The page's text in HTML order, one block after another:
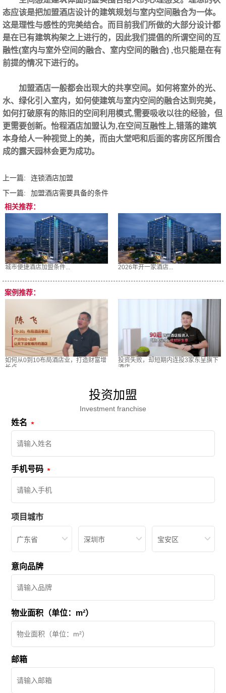
态应该是把加盟酒店‍设计的建筑规划与室内空间融合为一体。
这是理性与感性的完美结合。而目前我们所做的大部分设计都
是在已有建筑构架之上进行的，因此我们提倡的所谓空间的互
融性(室内与室外空间的融合、室内空间的融合) ,也只能是在有
前提的情况下进行的。
加盟酒店‍一般都会出现大的共享空间。如何将室外的光、
水、绿化引入室内，如何使建筑与室内空间的融合达到完美，
如何打破原有的陈旧的空间利用模式,需要吸收以往的经验，但
更需要创新。怡程酒店加盟认为,在空间互融性上,错落的建筑
本身给人一种视觉上的美，而由大堂吧和后面的客房区所围合
成的露天园林会更为成功。
上一篇:
连锁酒店加盟
下一篇:
加盟酒店需要具备的条件
相关推荐：
城市便捷酒店加盟条件... 2026年开一家酒店...
案例推荐：
如何从0到10布局酒店业，打造财富增
长点
投资失败，却短期内连投3家东呈旗下
酒店
投资加盟
Investment franchise
姓名
手机号码
项目城市
广东省 深圳市 宝安区
意向品牌
物业面积（单位：m²）
邮箱